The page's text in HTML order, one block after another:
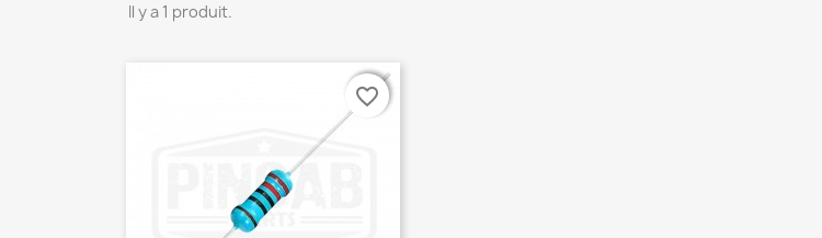
Il y a 1 produit.
favorite_border
favorite_border